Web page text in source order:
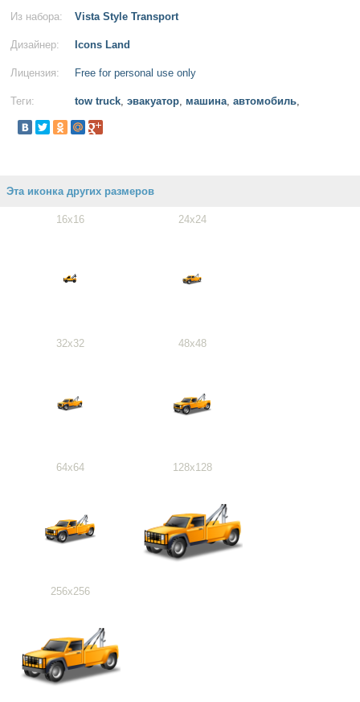
Из набора: Vista Style Transport
Дизайнер: Icons Land
Лицензия: Free for personal use only
Теги: tow truck, эвакуатор, машина, автомобиль,
Эта иконка других размеров
16x16 24x24
32x32 48x48
64x64 128x128
256x256